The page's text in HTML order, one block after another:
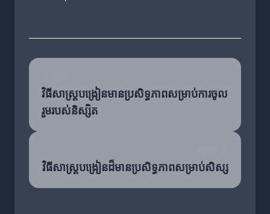
វិធីសាស្ត្របង្រៀនមានប្រសិទ្ធភាពសម្រាប់ការចូល
រួមរបស់និស្សិត
វិធីសាស្ត្របង្រៀនដ៏មានប្រសិទ្ធភាពសម្រាប់សិស្ស